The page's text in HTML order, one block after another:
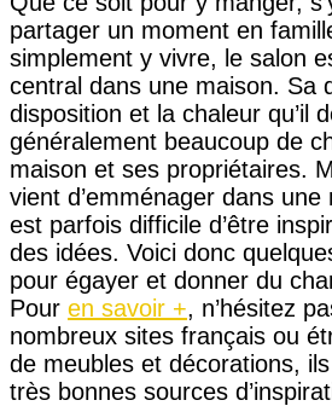
partager un moment en
simplement y vivre, le salon
central dans une maison. Sa
disposition et la chaleur qu’il
généralement beaucoup de
maison et ses propriétaires.
vient d’emménager dans une
est parfois difficile d’être
des idées. Voici donc
pour égayer et donner du
Pour en savoir +, n’hésitez
nombreux sites français ou
de meubles et décorations,
très bonnes sources